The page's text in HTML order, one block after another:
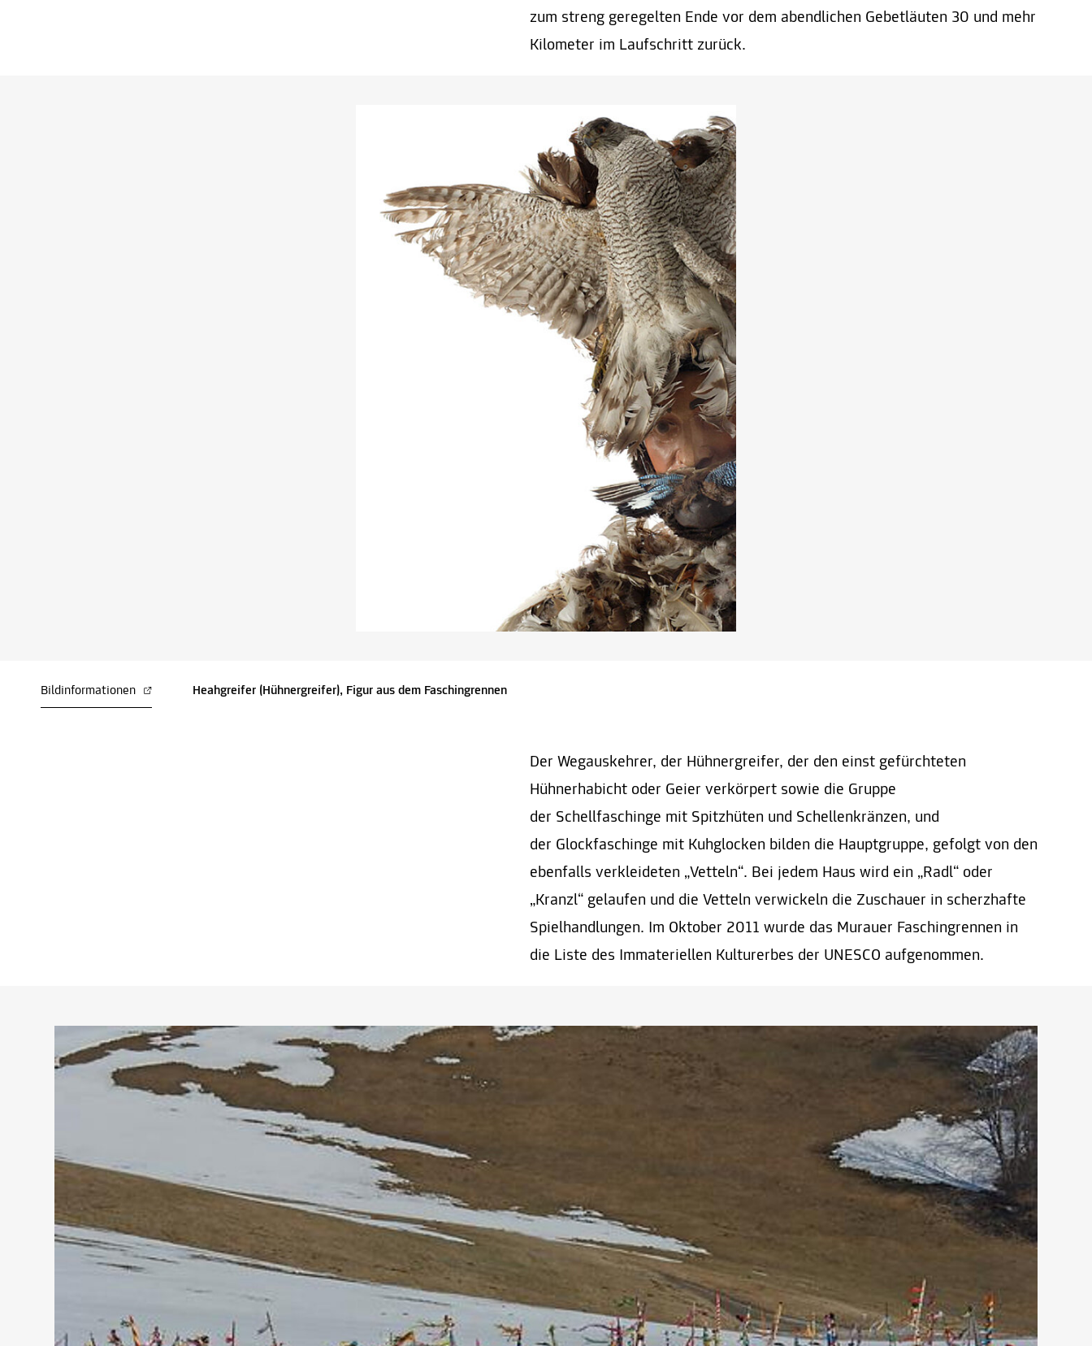
zum streng geregelten Ende vor dem abendlichen Gebetläuten 30 und mehr
Kilometer im Laufschritt zurück.
Bildinformationen Heahgreifer (Hühnergreifer), Figur aus dem Faschingrennen
Der Wegauskehrer, der Hühnergreifer, der den einst gefürchteten
Hühnerhabicht oder Geier verkörpert sowie die Gruppe
der Schellfaschinge mit Spitzhüten und Schellenkränzen, und
der Glockfaschinge mit Kuhglocken bilden die Hauptgruppe, gefolgt von den
ebenfalls verkleideten „Vetteln“. Bei jedem Haus wird ein „Radl“ oder
„Kranzl“ gelaufen und die Vetteln verwickeln die Zuschauer in scherzhafte
Spielhandlungen. Im Oktober 2011 wurde das Murauer Faschingrennen in
die Liste des Immateriellen Kulturerbes der UNESCO aufgenommen.